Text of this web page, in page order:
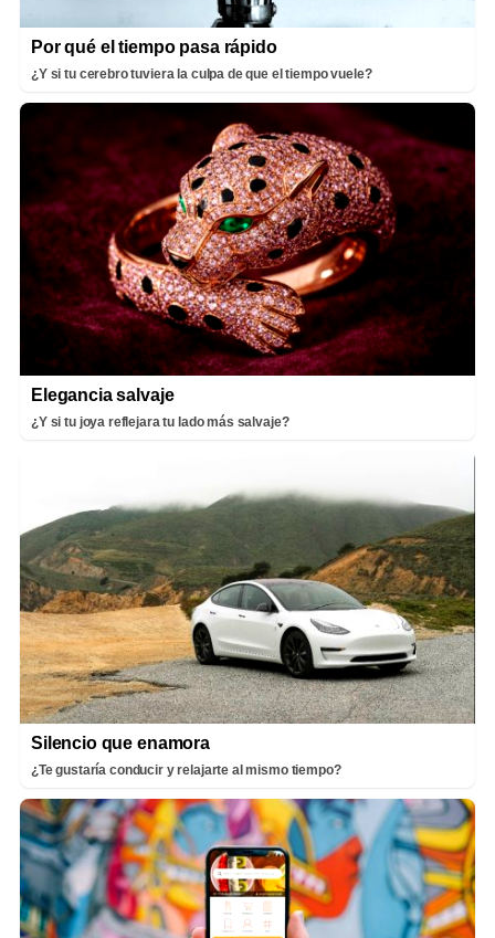
Por qué el tiempo pasa rápido
¿Y si tu cerebro tuviera la culpa de que el tiempo vuele?
Elegancia salvaje
¿Y si tu joya reflejara tu lado más salvaje?
Silencio que enamora
¿Te gustaría conducir y relajarte al mismo tiempo?